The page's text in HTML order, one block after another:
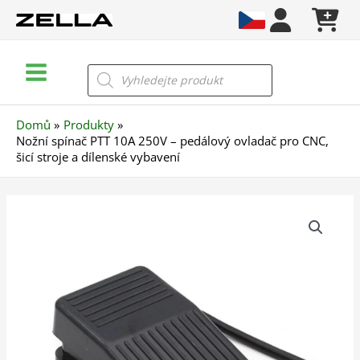
Menu
Products
search
Domů
Produkty
Nožní spínač PTT 10A 250V – pedálový ovladač pro CNC,
šicí stroje a dílenské vybavení
pedálový
ovladač